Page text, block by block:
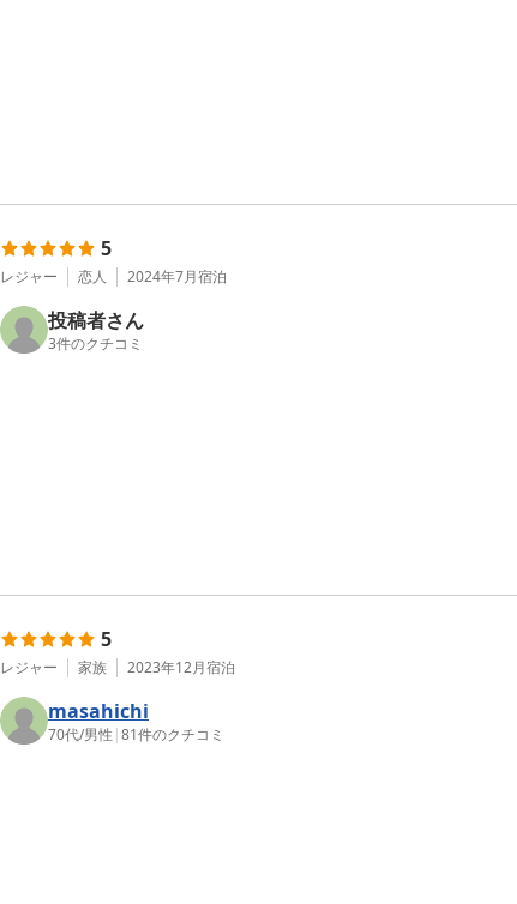
5
レジャー 恋人 2024年7月宿泊
投稿者さん
3件のクチコミ
5
レジャー 家族 2023年12月宿泊
masahichi
70代/男性 |81件のクチコミ